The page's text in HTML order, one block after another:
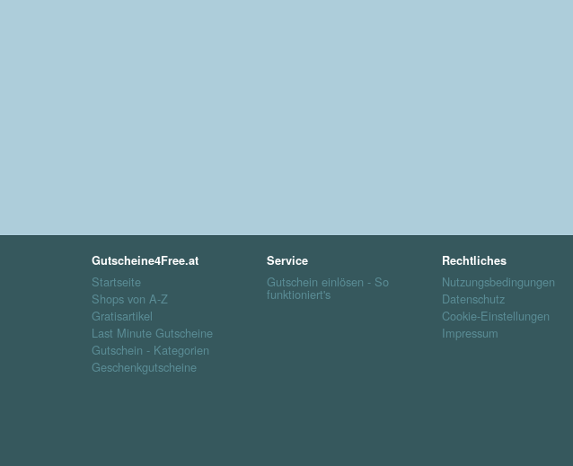
Gutscheine4Free.at
Startseite
Shops von A-Z
Gratisartikel
Last Minute Gutscheine
Gutschein - Kategorien
Geschenkgutscheine
Service
Gutschein einlösen - So
funktioniert's
Rechtliches
Nutzungsbedingungen
Datenschutz
Cookie-Einstellungen
Impressum